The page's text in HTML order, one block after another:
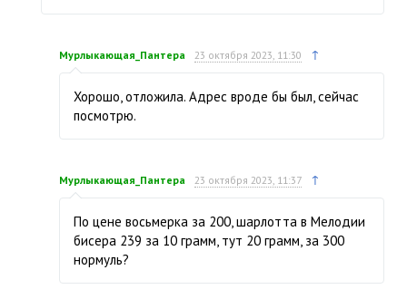
Мурлыкающая_Пантера 23 октября 2023, 11:30 ↑
Хорошо, отложила. Адрес вроде бы был, сейчас
посмотрю.
Мурлыкающая_Пантера 23 октября 2023, 11:37 ↑
По цене восьмерка за 200, шарлотта в Мелодии
бисера 239 за 10 грамм, тут 20 грамм, за 300
нормуль?